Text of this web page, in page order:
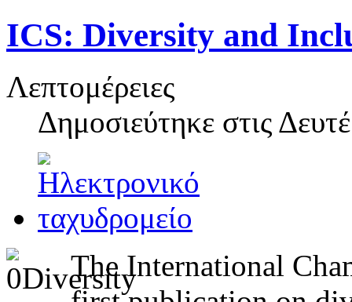
ICS: Diversity and
Λεπτομέρειες
Δημοσιεύτηκε στις
The International